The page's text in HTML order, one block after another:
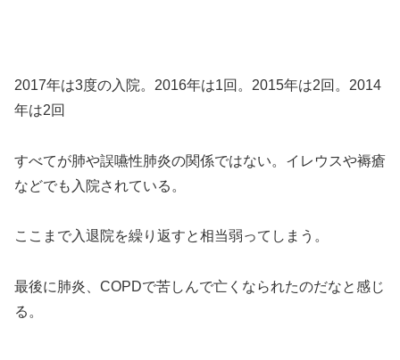
2017年は3度の入院。2016年は1回。2015年は2回。2014
年は2回
すべてが肺や誤嚥性肺炎の関係ではない。イレウスや褥瘡
などでも入院されている。
ここまで入退院を繰り返すと相当弱ってしまう。
最後に肺炎、COPDで苦しんで亡くなられたのだなと感じ
る。